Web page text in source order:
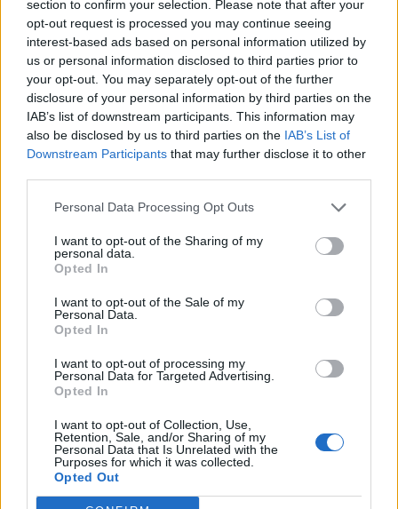
section to confirm your selection. Please note that after your
opt-out request is processed you may continue seeing
interest-based ads based on personal information utilized by
us or personal information disclosed to third parties prior to
your opt-out. You may separately opt-out of the further
disclosure of your personal information by third parties on the
IAB’s list of downstream participants. This information may
also be disclosed by us to third parties on the IAB’s List of
Downstream Participants that may further disclose it to other
Personal Data Processing Opt Outs
I want to opt-out of the Sharing of my
personal data.
Opted In
I want to opt-out of the Sale of my
Personal Data.
Opted In
I want to opt-out of processing my
Personal Data for Targeted Advertising.
Opted In
I want to opt-out of Collection, Use,
Retention, Sale, and/or Sharing of my
Personal Data that Is Unrelated with the
Purposes for which it was collected.
Opted Out
VEDCI PRIŠLI NA TO, KOĽKO ČASU
VENUJÚ ĽUDIA VO VEKU OD 30 DO
49 ROKOV MILOVANIU …NIEKTO
HO NEMÁ VÔBEC
ULTRA-PRESNÁ ANALÝZA
OSOBNOSTI! TO, ČO UVIDÍTE NA
TOMTO OBRÁZKU, VÁM O
ZAUJÍMAVÝCH VECÍ
SVOJICH ŠTYROCH ŽIEN SPÝTAL,
ČI MU BUDE ROBIŤ SPOLOČNOSŤ
AJ PO SMRTI. ICH ODPOVEDE HO
TIEŽ …